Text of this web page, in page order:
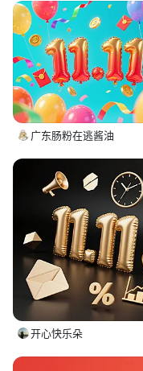
广东肠粉在逃酱油
开心快乐朵